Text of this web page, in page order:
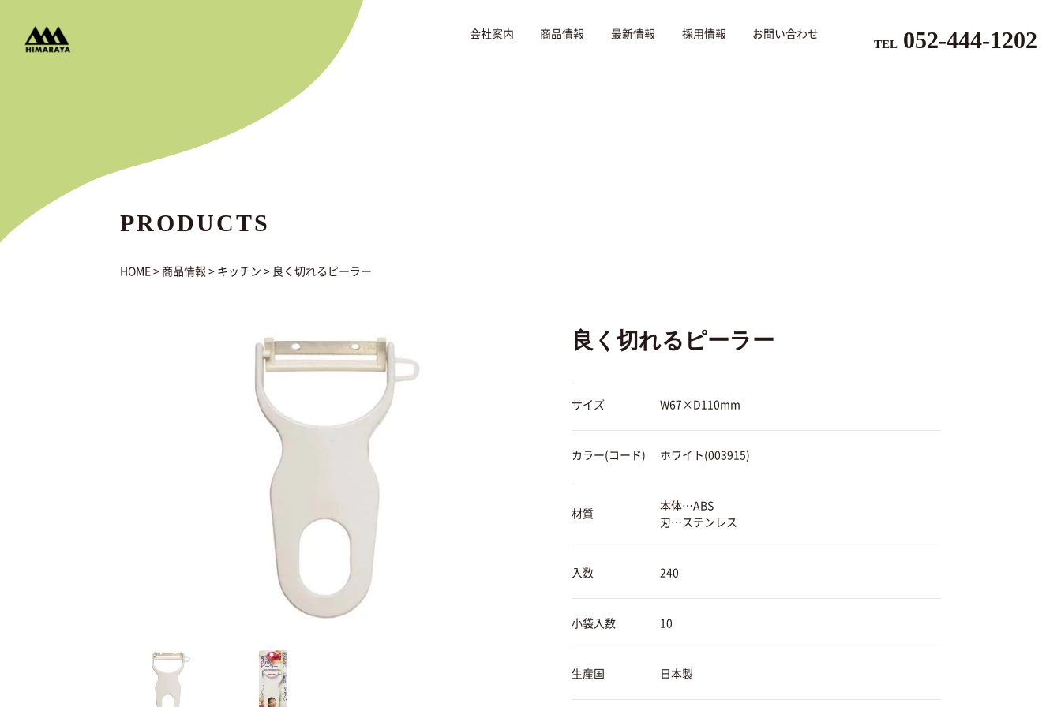
TEL 052-444-1202
会社案内 商品情報 最新情報 採用情報 お問い合わせ
PRODUCTS
HOME > 商品情報 > キッチン > 良く切れるピーラー
良く切れるピーラー
サイズ W67×D110mm
カラー(コード) ホワイト(003915)
材質
本体…ABS
刃…ステンレス
入数 240
小袋入数 10
生産国 日本製